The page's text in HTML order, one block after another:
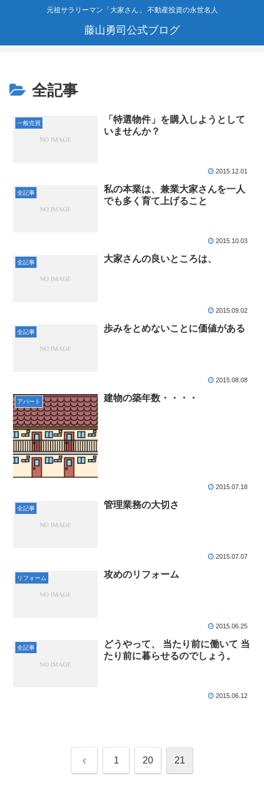
元祖サラリーマン「大家さん」 不動産投資の永世名人
藤山勇司公式ブログ
全記事
一般売買
「特選物件」を購入しようとして
いませんか？
2015.12.01
全記事
私の本業は、兼業大家さんを一人
でも多く育て上げること
2015.10.03
全記事 大家さんの良いところは、
2015.09.02
全記事 歩みをとめないことに価値がある
2015.08.08
アパート 建物の築年数・・・・
2015.07.18
全記事 管理業務の大切さ
2015.07.07
リフォーム 攻めのリフォーム
2015.06.25
全記事
どうやって、 当たり前に働いて 当
たり前に暮らせるのでしょう。
2015.06.12
前 1 20 21